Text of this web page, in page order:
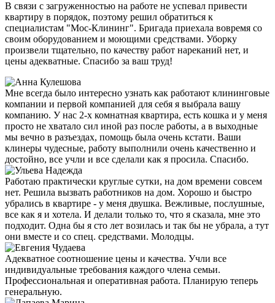
В связи с загруженностью на работе не успевал привести
квартиру в порядок, поэтому решил обратиться к
специалистам "Мос-Клининг". Бригада приехала вовремя со
своим оборудованием и моющими средствами. Уборку
произвели тщательно, по качеству работ нареканий нет, и
цены адекватные. Спасибо за ваш труд!
Мне всегда было интересно узнать как работают клининговые
компании и первой компанией для себя я выбрала вашу
компанию. У нас 2-х комнатная квартира, есть кошка и у меня
просто не хватало сил иной раз после работы, а в выходные
мы вечно в разъездах, помощь была очень кстати. Ваши
клинеры чудесные, работу выполнили очень качественно и
достойно, все учли и все сделали как я просила. Спасибо.
Работаю практически круглые сутки, на дом времени совсем
нет. Решила вызвать работников на дом. Хорошо и быстро
убрались в квартире - у меня двушка. Вежливые, послушные,
все как я и хотела. И делали только то, что я сказала, мне это
подходит. Одна бы я сто лет возилась и так бы не убрала, а тут
они вместе и со спец. средствами. Молодцы.
Адекватное соотношение цены и качества. Учли все
индивидуальные требования каждого члена семьи.
Профессиональная и оперативная работа. Планирую теперь
генеральную.